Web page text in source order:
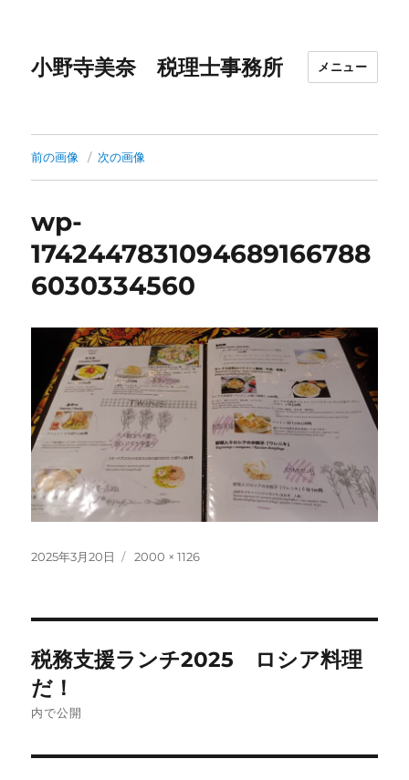
小野寺美奈 税理士事務所 メニュー
前の画像 次の画像
wp-
1742447831094689166788
6030334560
投
2025年3月20日
フ
2000 × 1126
稿
ナ
ビ
税務支援ランチ2025 ロシア料理
だ！
内で公開